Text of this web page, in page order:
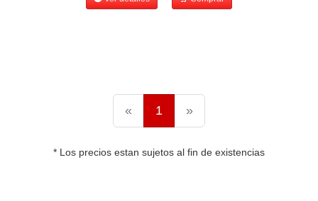
« 1 »
* Los precios estan sujetos al fin de existencias